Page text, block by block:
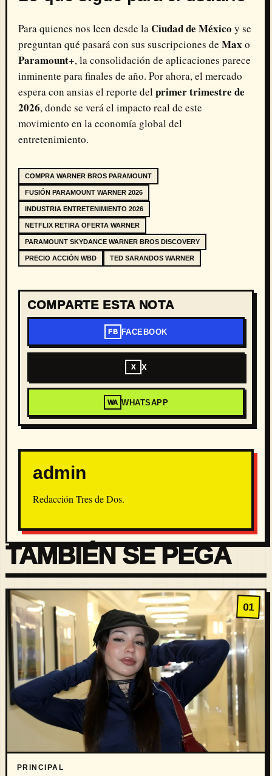
Para quienes nos leen desde la Ciudad de México y se
preguntan qué pasará con sus suscripciones de Maxo
Paramount+, la consolidación de aplicaciones parece
inminente para finales de año. Por ahora, el mercado
espera con ansias el reporte del primer trimestre de
2026, donde se verá el impacto real de este
movimiento en la economía global del
entretenimiento.
COMPRA WARNER BROS PARAMOUNT
FUSIÓN PARAMOUNT WARNER 2026
INDUSTRIA ENTRETENIMIENTO 2026
NETFLIX RETIRA OFERTA WARNER
PARAMOUNT SKYDANCE WARNER BROS DISCOVERY
PRECIO ACCIÓN WBD TED SARANDOS WARNER
COMPARTE ESTA NOTA
FB FACEBOOK
X X
WA WHATSAPP
admin
Redacción Tres de Dos.
TAMBIÉN SE PEGA
01
PRINCIPAL